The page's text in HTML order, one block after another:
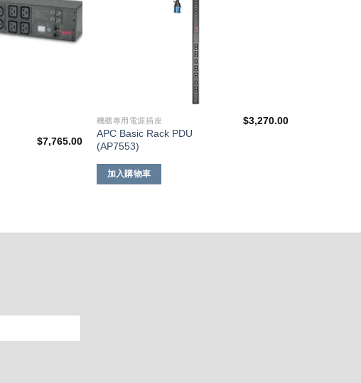
$7,765.00
機櫃專用電源插座
APC Basic Rack PDU
(AP7553)
$3,270.00
加入購物車